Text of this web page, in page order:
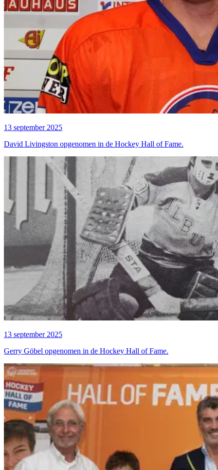
13 september 2025
David Livingston opge­no­men in de Hoc­key Hall of Fame.
13 september 2025
Gerry Göbel opge­no­men in de Hoc­key Hall of Fame.